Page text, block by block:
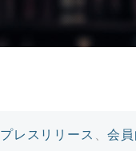
プレスリリース 、会